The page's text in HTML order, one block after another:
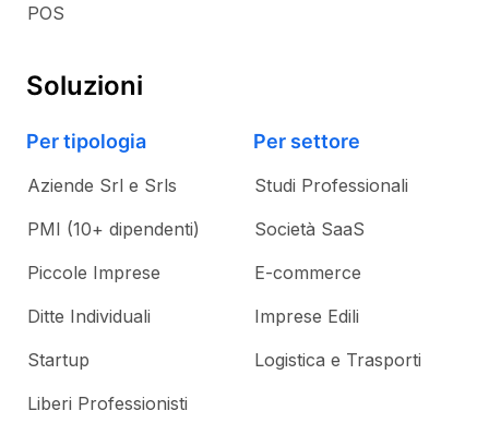
POS
Soluzioni
Per tipologia
Aziende Srl e Srls
PMI (10+ dipendenti)
Piccole Imprese
Ditte Individuali
Startup
Liberi Professionisti
Per settore
Studi Professionali
Società SaaS
E-commerce
Imprese Edili
Logistica e Trasporti